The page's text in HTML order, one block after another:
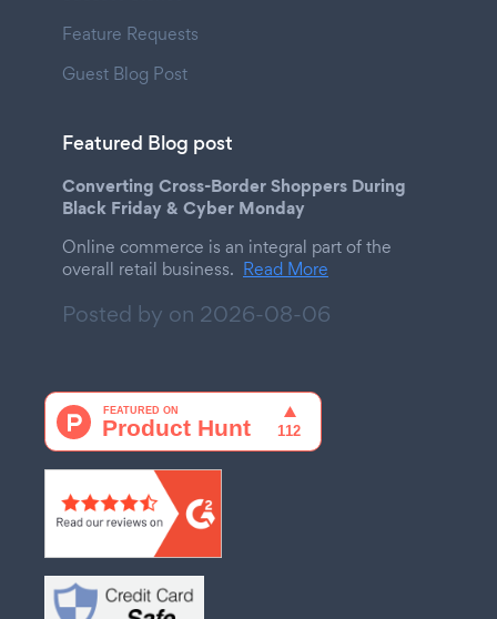
Feature Requests
Guest Blog Post
Featured Blog post
Converting Cross-Border Shoppers During
Black Friday & Cyber Monday
Online commerce is an integral part of the
overall retail business. Read More
Posted by on 2026-08-06